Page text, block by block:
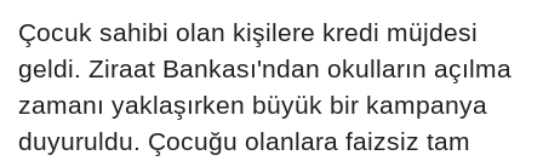
Çocuk sahibi olan kişilere kredi müjdesi
geldi. Ziraat Bankası'ndan okulların açılma
zamanı yaklaşırken büyük bir kampanya
duyuruldu. Çocuğu olanlara faizsiz tam